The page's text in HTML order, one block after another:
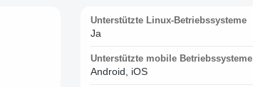
Unterstützte Linux-Betriebssysteme
Ja
Unterstützte mobile Betriebssysteme
Android, iOS